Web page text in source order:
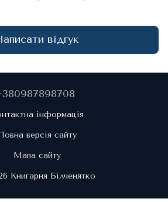
відгук
інформація
версія сайту
Мапа сайту
Книгарня Білченятко